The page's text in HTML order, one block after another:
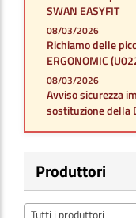
SWAN EASYFIT
08/03/2026
Richiamo delle
ERGONOMIC
08/03/2026
Avviso sicurezza
sostituzione della
Produttori
Tutti i produttori